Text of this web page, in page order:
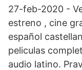
27-feb-2020 -
estreno , cine
español
peliculas
audio latino.